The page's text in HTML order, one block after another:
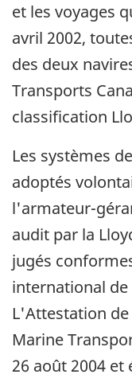
et les voyages
avril 2002,
des deux
Transports
classification
Les systèmes
adoptés
l'armateur-
audit par la
jugés
international
L'Attestation
Marine
26 août 2004